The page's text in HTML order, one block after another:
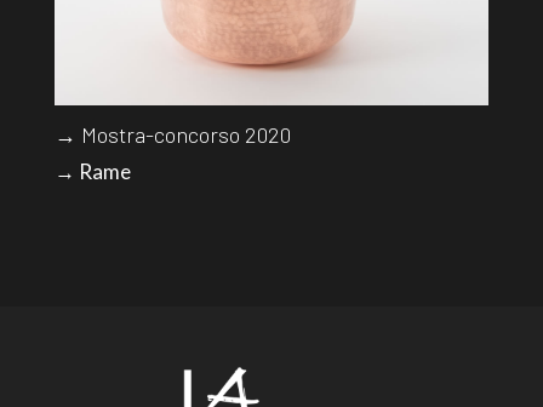
→ Mostra-concorso 2020
→ Rame